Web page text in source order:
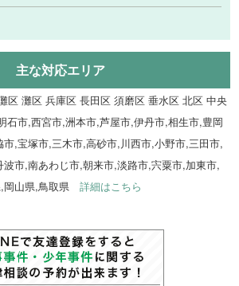
主な対応エリア
区 灘区 兵庫区 長田区 須磨区 垂水区 北区 中央
石市,西宮市,洲本市,芦屋市,伊丹市,相生市,豊岡
,宝塚市,三木市,高砂市,川西市,小野市,三田市,
市,南あわじ市,朝来市,淡路市,宍粟市,加東市,
,岡山県,鳥取県詳細はこちら